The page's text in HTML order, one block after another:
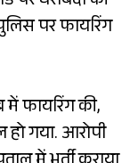
पर फायरिंग
फायरिंग की,
गया. आरोपी